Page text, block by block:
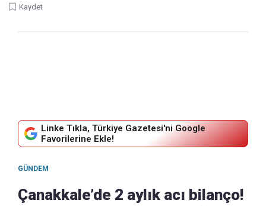
Kaydet
Linke Tıkla, Türkiye Gazetesi'ni Google
Favorilerine Ekle!
GÜNDEM
Çanakkale’de 2 aylık acı bilanço!